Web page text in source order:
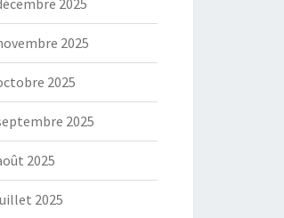
2025
2025
2025
2025
2025
2025